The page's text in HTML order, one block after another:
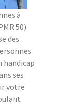
à
50)
des
handicap
ses
votre